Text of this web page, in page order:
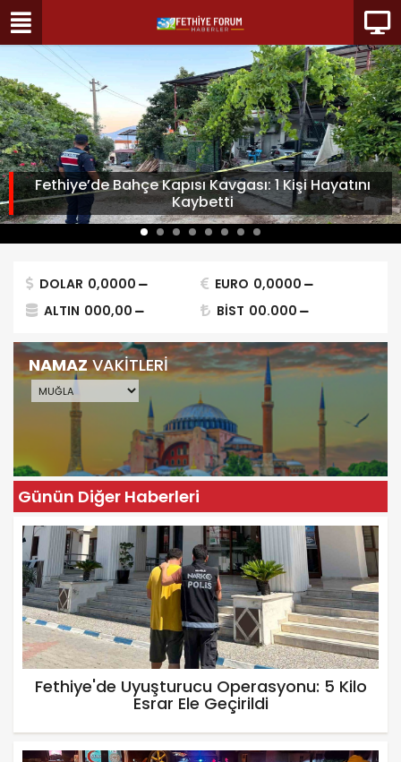
Fethiye’de Bahçe Kapısı Kavgası: 1 Kişi Hayatını
Kaybetti
DOLAR 0,0000 EURO 0,0000
ALTIN 000,00 BİST 00.000
NAMAZVAKİTLERİ
Günün Diğer Haberleri
Fethiye'de Uyuşturucu Operasyonu: 5 Kilo
Esrar Ele Geçirildi